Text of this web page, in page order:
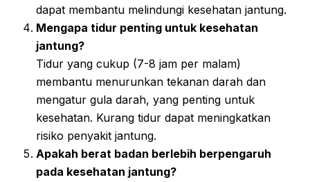
dapat membantu melindungi kesehatan jantung.
Mengapa tidur penting untuk kesehatan
jantung?
Tidur yang cukup (7-8 jam per malam)
membantu menurunkan tekanan darah dan
mengatur gula darah, yang penting untuk
kesehatan. Kurang tidur dapat meningkatkan
risiko penyakit jantung.
Apakah berat badan berlebih berpengaruh
pada kesehatan jantung?